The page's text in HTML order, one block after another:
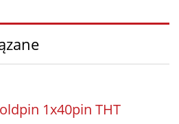
1x40pin THT